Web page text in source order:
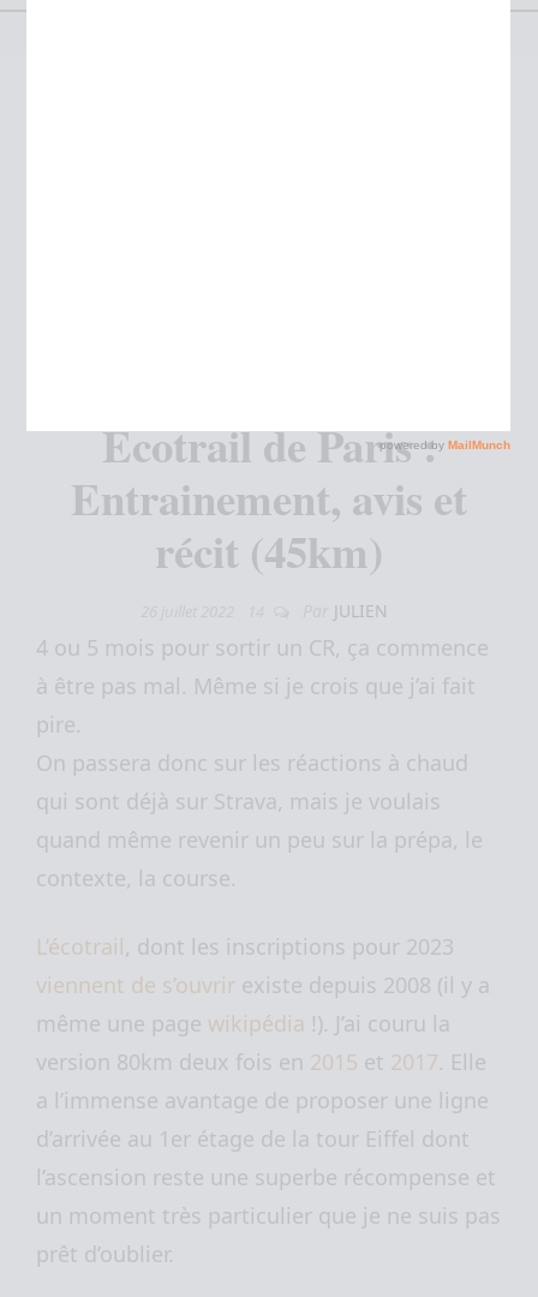
Ecotrail de Paris :
Entrainement, avis et
récit (45km)
JULIEN
4 ou 5 mois pour sortir un CR, ça commence
à être pas mal. Même si je crois que j’ai fait
pire.
On passera donc sur les réactions à chaud
qui sont déjà sur Strava, mais je voulais
quand même revenir un peu sur la prépa, le
contexte, la course.
L’écotrail, dont les inscriptions pour 2023
viennent de s’ouvrir existe depuis 2008 (il y a
même une page wikipédia !). J’ai couru la
version 80km deux fois en 2015 et 2017. Elle
a l’immense avantage de proposer une ligne
d’arrivée au 1er étage de la tour Eiffel dont
l’ascension reste une superbe récompense et
un moment très particulier que je ne suis pas
prêt d’oublier.